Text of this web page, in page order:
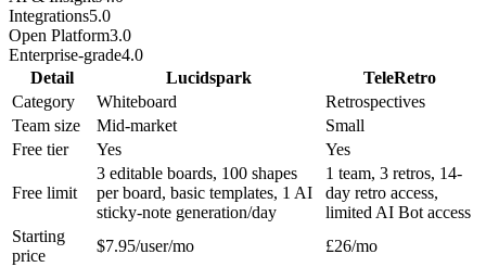
Integrations5.0
Open Platform3.0
Enterprise-grade4.0
Detail
Lucidspark
TeleRetro
Category
Whiteboard
Retrospectives
Team size
Mid-market
Small
Free tier
Yes Yes
Free limit
3 editable boards, 100 shapes
per board, basic templates, 1 AI
sticky-note generation/day
1 team, 3 retros, 14-
day retro access,
limited AI Bot access
Starting
price
$7.95/user/mo
£26/mo